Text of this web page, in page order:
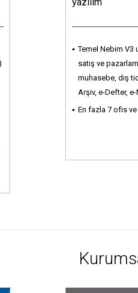
Temel Nebim V3
satış ve
muhasebe, dış
Arşiv, e-Defter,
En fazla 7 ofis ve